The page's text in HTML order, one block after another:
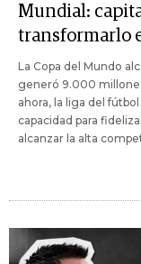
Mundial:
transformarlo
La Copa del Mundo
generó 9.000
ahora, la liga del
capacidad para
alcanzar la alta